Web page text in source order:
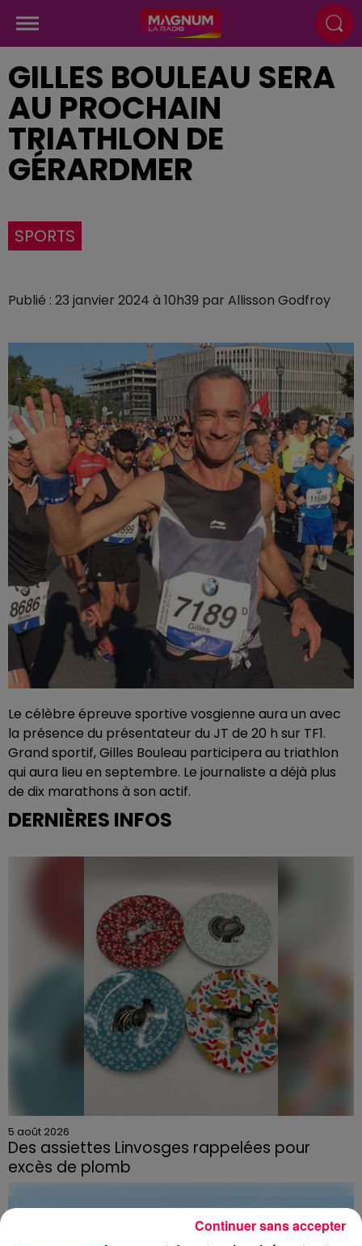
GILLES BOULEAU SERA
AU PROCHAIN
TRIATHLON DE
GÉRARDMER
SPORTS
Publié : 23 janvier 2024 à 10h39 par Allisson Godfroy
Le célèbre épreuve sportive vosgienne aura un avec
la présence du présentateur du JT de 20 h sur TF1.
Grand sportif, Gilles Bouleau participera au triathlon
qui aura lieu en septembre. Le journaliste a déjà plus
de dix marathons à son actif.
DERNIÈRES INFOS
5 août 2026
Des assiettes Linvosges rappelées pour
excès de plomb
Du plomb a été détecté dans deux assiettes en
céramique vendues entre 2020 et 2022 par Linvosges.
Continuer sans accepter